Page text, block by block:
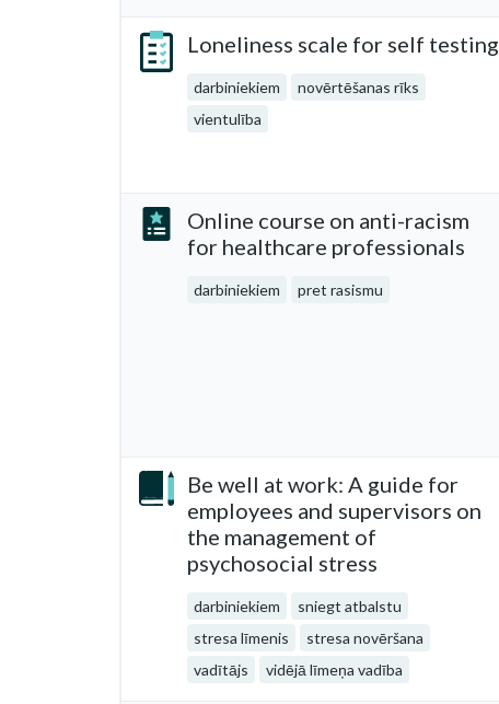
Loneliness scale for self testing
darbiniekiem
novērtēšanas rīks
vientulība
Online course on anti-racism
for healthcare professionals
darbiniekiem pret rasismu
Be well at work: A guide for
employees and supervisors on
the management of
psychosocial stress
darbiniekiem
sniegt atbalstu
stresa līmenis
stresa novēršana
vadītājs
vidējā līmeņa vadība